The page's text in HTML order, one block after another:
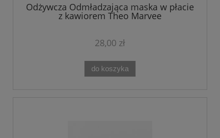
Odżywcza Odmładzająca maska w płacie
z kawiorem Theo Marvee
28,00 zł
do koszyka